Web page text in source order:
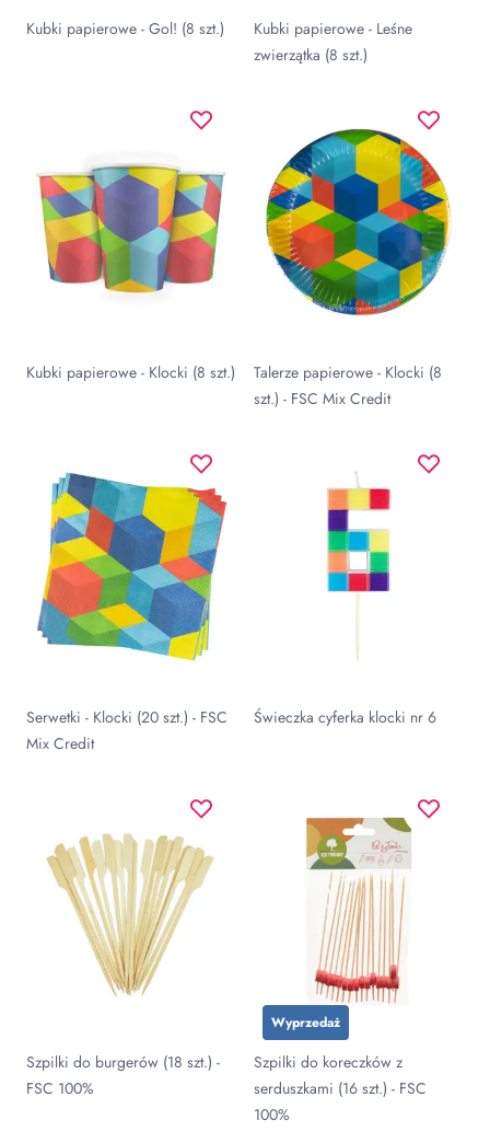
Kubki papierowe - Gol! (8 szt.)
Kubki papierowe - Leśne
zwierzątka (8 szt.)
Kubki papierowe - Klocki (8 szt.)
Talerze papierowe - Klocki (8
szt.) - FSC Mix Credit
Serwetki - Klocki (20 szt.) - FSC
Mix Credit
Świeczka cyferka klocki nr 6
Szpilki do burgerów (18 szt.) -
FSC 100%
Wyprzedaż
Szpilki do koreczków z
serduszkami (16 szt.) - FSC
100%